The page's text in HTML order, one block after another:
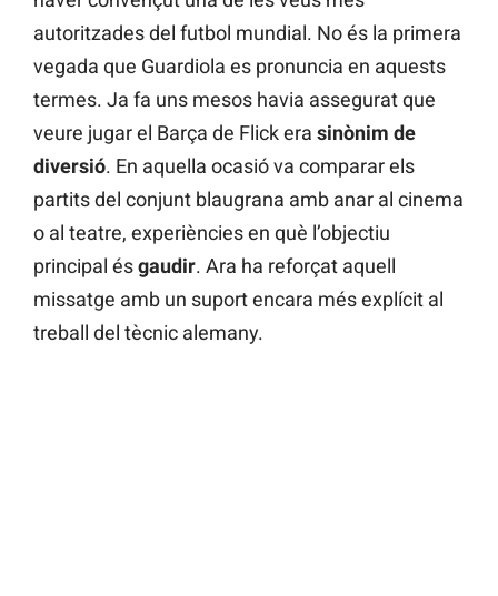
autoritzades del futbol mundial. No és la primera
vegada que Guardiola es pronuncia en aquests
termes. Ja fa uns mesos havia assegurat que
veure jugar el Barça de Flick era sinònim de
diversió. En aquella ocasió va comparar els
partits del conjunt blaugrana amb anar al cinema
o al teatre, experiències en què l’objectiu
principal ésgaudir. Ara ha reforçat aquell
missatge amb un suport encara més explícit al
treball del tècnic alemany.